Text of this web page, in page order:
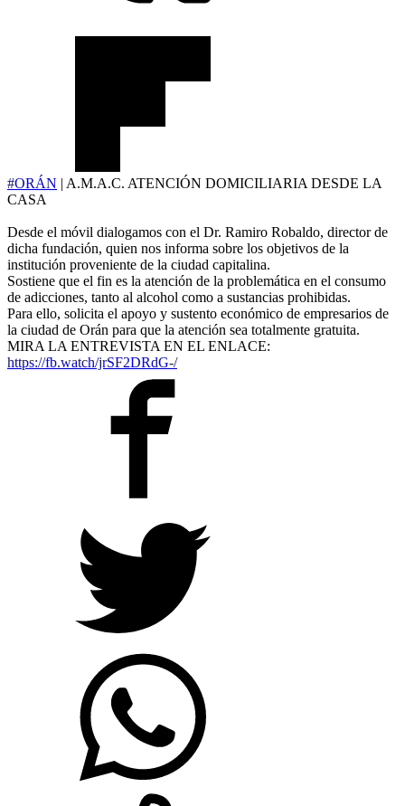
#ORÁN | A.M.A.C. ATENCIÓN DOMICILIARIA DESDE LA
CASA
Desde el móvil dialogamos con el Dr. Ramiro Robaldo, director de
dicha fundación, quien nos informa sobre los objetivos de la
institución proveniente de la ciudad capitalina.
Sostiene que el fin es la atención de la problemática en el consumo
de adicciones, tanto al alcohol como a sustancias prohibidas.
Para ello, solicita el apoyo y sustento económico de empresarios de
la ciudad de Orán para que la atención sea totalmente gratuita.
MIRA LA ENTREVISTA EN EL ENLACE:
https://fb.watch/jrSF2DRdG-/